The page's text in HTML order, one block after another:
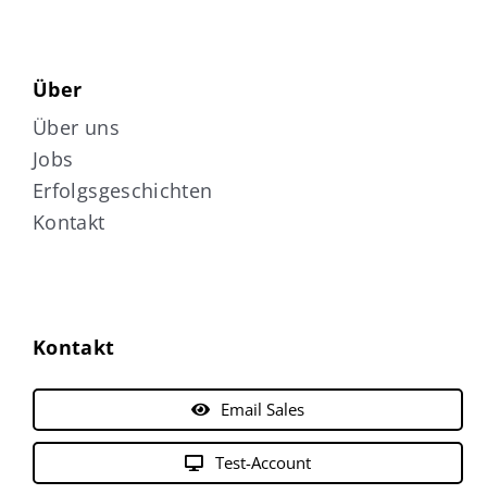
Über
Über uns
Jobs
Erfolgsgeschichten
Kontakt
Kontakt
Email Sales
Test-Account